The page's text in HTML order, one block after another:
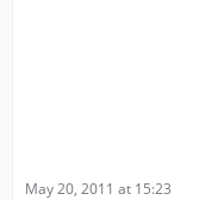
May 20, 2011 at 15:23